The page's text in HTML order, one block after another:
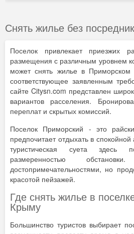
Снять жилье без
Поселок привлекает приезжих
размещения с различным уровнем
может снять жилье в Приморском
соответствующее заявленным
сайте Citysn.com представлен
вариантов расселения.
переплат и скрытых комиссий.
Поселок Приморский - это
предпочитает отдыхать в
туристическая суета здесь
размеренностью
достопримечательностями, но
красотой пейзажей.
Где снять жилье в
Крыму
Большинство туристов выбирает